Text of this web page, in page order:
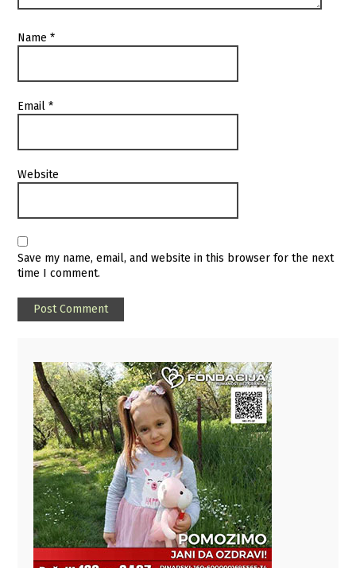
Name*
Email*
Website
Save my name, email, and website in this browser for the next
time I comment.